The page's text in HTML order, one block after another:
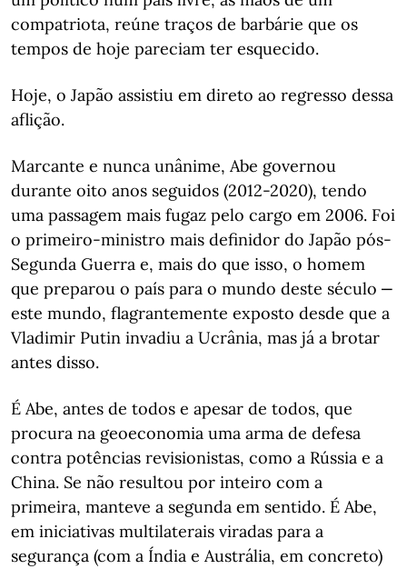
compatriota, reúne traços de barbárie que os
tempos de hoje pareciam ter esquecido.
Hoje, o Japão assistiu em direto ao regresso dessa
aflição.
Marcante e nunca unânime, Abe governou
durante oito anos seguidos (2012-2020), tendo
uma passagem mais fugaz pelo cargo em 2006. Foi
o primeiro-ministro mais definidor do Japão pós-
Segunda Guerra e, mais do que isso, o homem
que preparou o país para o mundo deste século ‒
este mundo, flagrantemente exposto desde que a
Vladimir Putin invadiu a Ucrânia, mas já a brotar
antes disso.
É Abe, antes de todos e apesar de todos, que
procura na geoeconomia uma arma de defesa
contra potências revisionistas, como a Rússia e a
China. Se não resultou por inteiro com a
primeira, manteve a segunda em sentido. É Abe,
em iniciativas multilaterais viradas para a
segurança (com a Índia e Austrália, em concreto)